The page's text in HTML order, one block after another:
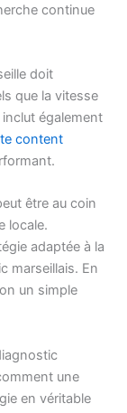
continue
doit
que la vitesse
également
content
être au coin
locale.
adaptée à la
marseillais. En
un simple
une
en véritable